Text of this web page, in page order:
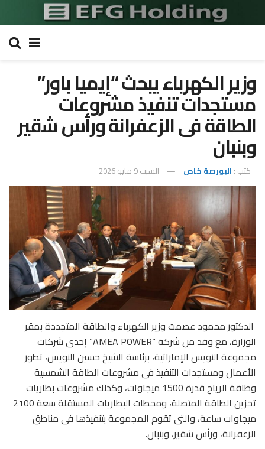
وزير الكهرباء يبحث “إيميا باور”
مستجدات تنفيذ مشروعات
الطاقة فى الزعفرانة ورأس شقير
وبنبان
كتب : البورصة خاص السبت 9 مايو 2026
الدكتور محمود عصمت وزير الكهرباء والطاقة المتجددة بمقر
الوزارة، مع وفد من شركة “AMEA POWER” إحدى شركات
مجموعة النويس الإماراتية، برئاسة الشيخ حسين النويس، تطور
الأعمال ومستجدات التنفيذ فى مشروعات الطاقة الشمسية
وطاقة الرياح قدرة 1500 ميجاوات، وكذلك مشروعات بطاريات
تخزين الطاقة المتصلة، ومحطات البطاريات المستقلة سعة 2100
ميجاوات ساعة، والتى تقوم المجموعة بتنفيذها فى مناطق
الزعفرانة، ورأس شقير، وبنبان.